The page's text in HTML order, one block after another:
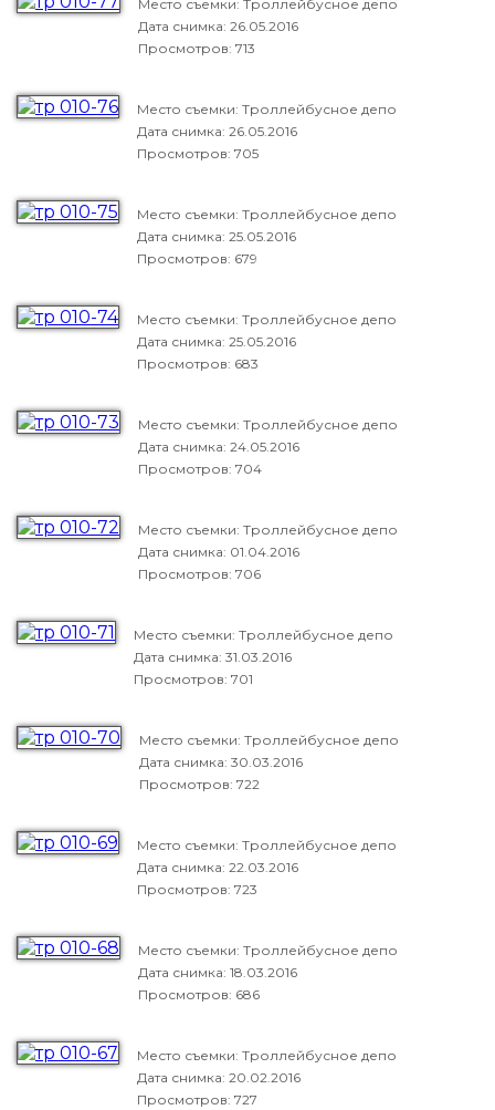
Место съемки: Троллейбусное депо
Дата снимка: 26.05.2016
Просмотров: 713
Место съемки: Троллейбусное депо
Дата снимка: 26.05.2016
Просмотров: 705
Место съемки: Троллейбусное депо
Дата снимка: 25.05.2016
Просмотров: 679
Место съемки: Троллейбусное депо
Дата снимка: 25.05.2016
Просмотров: 683
Место съемки: Троллейбусное депо
Дата снимка: 24.05.2016
Просмотров: 704
Место съемки: Троллейбусное депо
Дата снимка: 01.04.2016
Просмотров: 706
Место съемки: Троллейбусное депо
Дата снимка: 31.03.2016
Просмотров: 701
Место съемки: Троллейбусное депо
Дата снимка: 30.03.2016
Просмотров: 722
Место съемки: Троллейбусное депо
Дата снимка: 22.03.2016
Просмотров: 723
Место съемки: Троллейбусное депо
Дата снимка: 18.03.2016
Просмотров: 686
Место съемки: Троллейбусное депо
Дата снимка: 20.02.2016
Просмотров: 727